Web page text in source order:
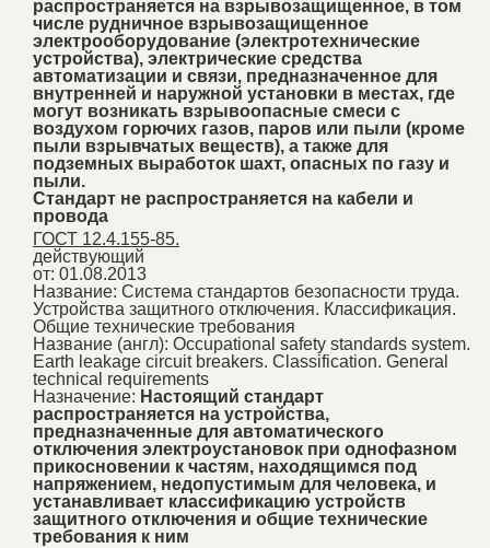
распространяется на взрывозащищенное, в том
числе рудничное взрывозащищенное
электрооборудование (электротехнические
устройства), электрические средства
автоматизации и связи, предназначенное для
внутренней и наружной установки в местах, где
могут возникать взрывоопасные смеси с
воздухом горючих газов, паров или пыли (кроме
пыли взрывчатых веществ), а также для
подземных выработок шахт, опасных по газу и
пыли.
Стандарт не распространяется на кабели и
провода
ГОСТ 12.4.155-85.
действующий
от: 01.08.2013
Название: Система стандартов безопасности труда.
Устройства защитного отключения. Классификация.
Общие технические требования
Название (англ): Occupational safety standards system.
Earth leakage circuit breakers. Classification. General
technical requirements
Назначение: Настоящий стандарт
распространяется на устройства,
предназначенные для автоматического
отключения электроустановок при однофазном
прикосновении к частям, находящимся под
напряжением, недопустимым для человека, и
устанавливает классификацию устройств
защитного отключения и общие технические
требования к ним